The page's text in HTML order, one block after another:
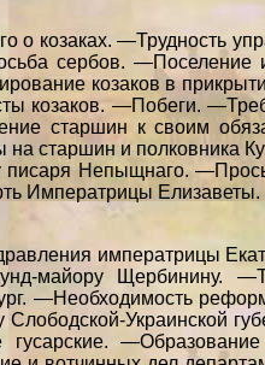
о козаках. —Трудность
сербов.
козаков в
козаков. —Побеги.
старшин к своим
старшин и полковника
писаря Непыщнаго.
Императрицы Елизаветы.
императрицы
майору Щербинину.
—Необходимость
Слободской-Украинской
гусарские.